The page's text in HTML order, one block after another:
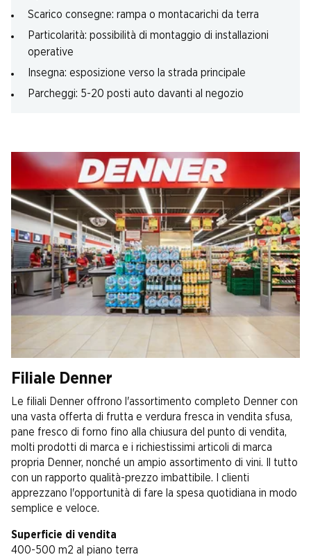
Scarico consegne: rampa o montacarichi da terra
Particolarità: possibilità di montaggio di installazioni
operative
Insegna: esposizione verso la strada principale
Parcheggi: 5-20 posti auto davanti al negozio
Filiale Denner
Le filiali Denner offrono l'assortimento completo Denner con
una vasta offerta di frutta e verdura fresca in vendita sfusa,
pane fresco di forno fino alla chiusura del punto di vendita,
molti prodotti di marca e i richiestissimi articoli di marca
propria Denner, nonché un ampio assortimento di vini. Il tutto
con un rapporto qualità-prezzo imbattibile. I clienti
apprezzano l'opportunità di fare la spesa quotidiana in modo
semplice e veloce.
Superficie di vendita
400-500 m2 al piano terra